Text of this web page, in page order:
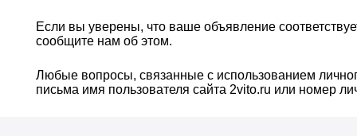
Если вы уверены, что ваше объявление
сообщите нам об этом.
Любые вопросы, связанные с использованием
письма имя пользователя сайта 2vito.ru или номер